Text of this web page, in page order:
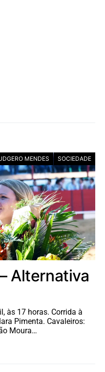
MENDES SOCIEDADE
Alternativa
às 17 horas. Corrida à
Pimenta. Cavaleiros:
Moura…